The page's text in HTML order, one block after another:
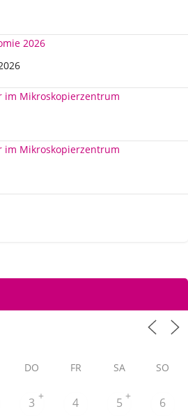
2026
im Mikroskopierzentrum
im Mikroskopierzentrum
DO FR SA SO
3 + 4 5 + 6